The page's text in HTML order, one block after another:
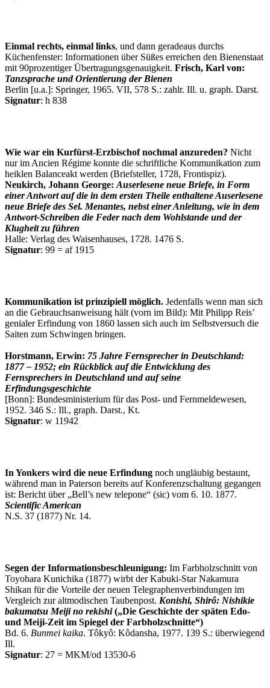
Einmal rechts, einmal links, und dann geradeaus durchs
Küchenfenster: Informationen über Süßes erreichen den Bienenstaat
mit 90prozentiger Übertragungsgenauigkeit. Frisch, Karl von:
Tanzsprache und Orientierung der Bienen
Berlin [u.a.]: Springer, 1965. VII, 578 S.: zahlr. Ill. u. graph. Darst.
Signatur: h 838
Wie war ein Kurfürst-Erzbischof nochmal anzureden? Nicht
nur im Ancien Régime konnte die schriftliche Kommunikation zum
heiklen Balanceakt werden (Briefsteller, 1728, Frontispiz).
Neukirch, Johann George: Auserlesene neue Briefe, in Form
einer Antwort auf die in dem ersten Theile enthaltene Auserlesene
neue Briefe des Sel. Menantes, nebst einer Anleitung, wie in dem
Antwort-Schreiben die Feder nach dem Wohlstande und der
Klugheit zu führen
Halle: Verlag des Waisenhauses, 1728. 1476 S.
Signatur: 99 = af 1915
Kommunikation ist prinzipiell möglich. Jedenfalls wenn man sich
an die Gebrauchsanweisung hält (vorn im Bild): Mit Philipp Reis’
genialer Erfindung von 1860 lassen sich auch im Selbstversuch die
Saiten zum Schwingen bringen.
Horstmann, Erwin: 75 Jahre Fernsprecher in Deutschland:
1877 – 1952; ein Rückblick auf die Entwicklung des
Fernsprechers in Deutschland und auf seine
Erfindungsgeschichte
[Bonn]: Bundesministerium für das Post- und Fernmeldewesen,
1952. 346 S.: Ill., graph. Darst., Kt.
Signatur: w 11942
In Yonkers wird die neue Erfindung noch ungläubig bestaunt,
während man in Paterson bereits auf Konferenzschaltung gegangen
ist: Bericht über „Bell’s new telepone“ (sic) vom 6. 10. 1877.
Scientific American
N.S. 37 (1877) Nr. 14.
Segen der Informationsbeschleunigung: Im Farbholzschnitt von
Toyohara Kunichika (1877) wirbt der Kabuki-Star Nakamura
Shikan für die Vorteile der neuen Telegraphenverbindungen im
Vergleich zur altmodischen Taubenpost. Konishi, Shirô: Nishikie
bakumatsu Meiji no rekishi(„Die Geschichte der späten Edo-
und Meiji-Zeit im Spiegel der Farbholzschnitte“)
Bd. 6. Bunmei kaika. Tôkyô: Kôdansha, 1977. 139 S.: überwiegend
Ill.
Signatur: 27 = MKM/od 13530-6